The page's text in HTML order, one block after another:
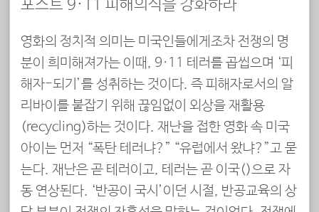
포스트 9·11 피해의식을 강화하라
영화의 정치적 의미는 미국인들에게조차 전쟁의 명
분이 희미해져가는 이때, 9·11 테러를 곱씹으며 ‘피
해자-되기’를 성취하는 것이다. 즉 피해자로서의 알
리바이를 붙잡기 위해 끊임없이 외상을 재활용
(recycling)하는 것이다. 재난을 접한 영화 속 미국
아이는 먼저 “폭탄 테러냐?” “유럽에서 왔냐?”고 묻
는다. 재난은 곧 테러이고, 테러는 곧 이국(異國)으로 자
동 연상된다. ‘반공이 국시’이던 시절, 반공교육의 상